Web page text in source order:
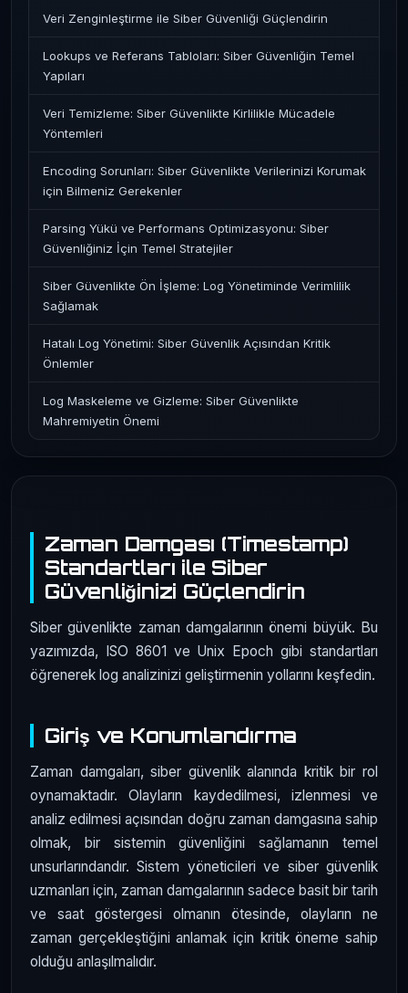
Zaman Damgası (Timestamp)
Standartları ile Siber
Güvenliğinizi Güçlendirin
Siber güvenlikte zaman damgalarının önemi büyük. Bu
yazımızda, ISO 8601 ve Unix Epoch gibi standartları
öğrenerek log analizinizi geliştirmenin yollarını keşfedin.
Giriş ve Konumlandırma
Zaman damgaları, siber güvenlik alanında kritik bir rol
oynamaktadır. Olayların kaydedilmesi, izlenmesi ve
analiz edilmesi açısından doğru zaman damgasına sahip
olmak, bir sistemin güvenliğini sağlamanın temel
unsurlarındandır. Sistem yöneticileri ve siber güvenlik
uzmanları için, zaman damgalarının sadece basit bir tarih
ve saat göstergesi olmanın ötesinde, olayların ne
zaman gerçekleştiğini anlamak için kritik öneme sahip
olduğu anlaşılmalıdır.
Veri Zenginleştirme ile Siber Güvenliği Güçlendirin
Lookups ve Referans Tabloları: Siber Güvenliğin Temel
Yapıları
Veri Temizleme: Siber Güvenlikte Kirlilikle Mücadele
Yöntemleri
Encoding Sorunları: Siber Güvenlikte Verilerinizi Korumak
için Bilmeniz Gerekenler
Parsing Yükü ve Performans Optimizasyonu: Siber
Güvenliğiniz İçin Temel Stratejiler
Siber Güvenlikte Ön İşleme: Log Yönetiminde Verimlilik
Sağlamak
Hatalı Log Yönetimi: Siber Güvenlik Açısından Kritik
Önlemler
Log Maskeleme ve Gizleme: Siber Güvenlikte
Mahremiyetin Önemi